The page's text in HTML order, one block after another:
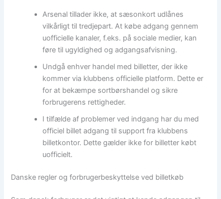
Arsenal tillader ikke, at sæsonkort udlånes
vilkårligt til tredjepart. At købe adgang gennem
uofficielle kanaler, f.eks. på sociale medier, kan
føre til ugyldighed og adgangsafvisning.
Undgå enhver handel med billetter, der ikke
kommer via klubbens officielle platform. Dette er
for at bekæmpe sortbørshandel og sikre
forbrugerens rettigheder.
I tilfælde af problemer ved indgang har du med
officiel billet adgang til support fra klubbens
billetkontor. Dette gælder ikke for billetter købt
uofficielt.
Danske regler og forbrugerbeskyttelse ved billetkøb